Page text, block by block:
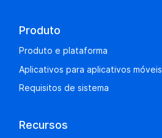
Produto
Produto e plataforma
Aplicativos para aplicativos móveis
Requisitos de sistema
Recursos